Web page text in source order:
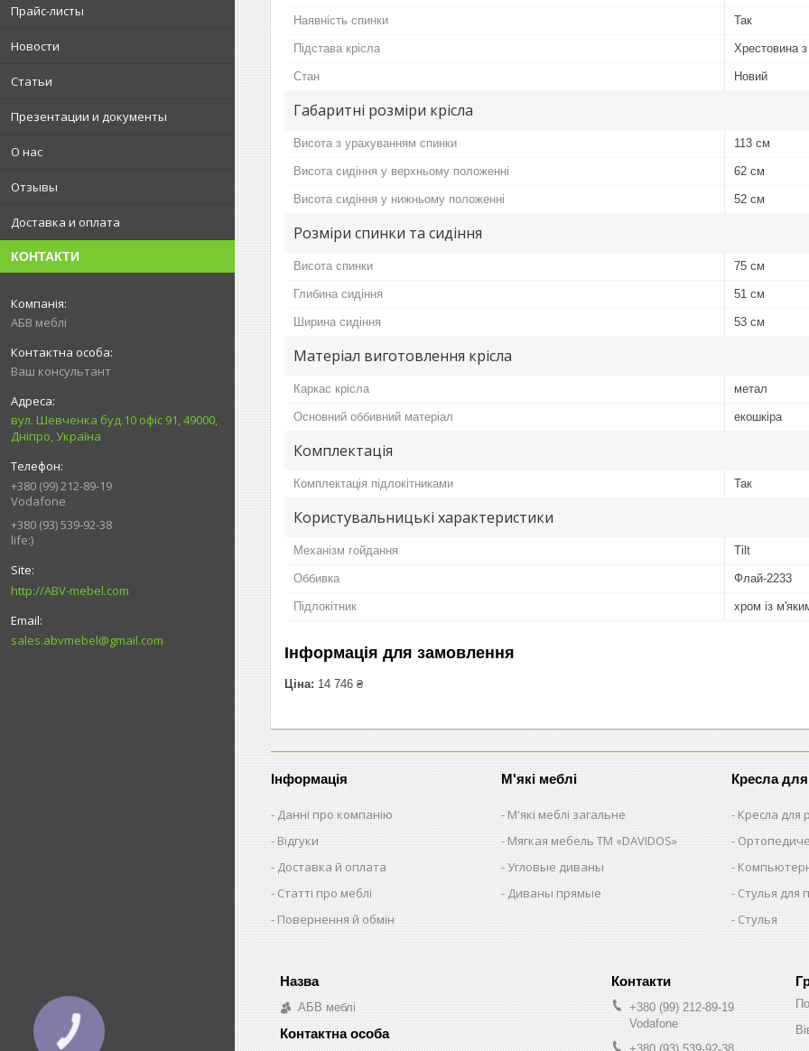
Прайс-листы
Новости
Статьи
Презентации и документы
О нас
Отзывы
Доставка и оплата
КОНТАКТИ
АБВ меблі
Ваш консультант
вул. Шевченка буд.10 офіс 91, 49000,
Дніпро, Україна
+380 (99) 212-89-19
Vodafone
+380 (93) 539-92-38
life:)
http://ABV-mebel.com
sales.abvmebel@gmail.com
Наявність спинки Так
Підстава крісла Хрестовина
Стан Новий
Габаритні розміри крісла
Висота з урахуванням спинки 113 см
Висота сидіння у верхньому положенні 62 см
Висота сидіння у нижньому положенні 52 см
Розміри спинки та сидіння
Висота спинки 75 см
Глибина сидіння 51 см
Ширина сидіння 53 см
Матеріал виготовлення крісла
Каркас крісла метал
Основний оббивний матеріал екошкіра
Комплектація
Комплектація підлокітниками Так
Користувальницькі характеристики
Механізм гойдання Tilt
Оббивка Флай-2233
Підлокітник хром із
Інформація для замовлення
Ціна: 14 746 ₴
Інформація
Данні про компанію
Відгуки
Доставка й оплата
Статті про меблі
Повернення й обмін
М'які меблі
М'які меблі загальне
Мягкая мебель ТМ «DAVIDOS»
Угловые диваны
Диваны прямые
Кресла
Кресла для
Стулья для
Стулья
АБВ меблі
+380 (99) 212-89-19
Vodafone